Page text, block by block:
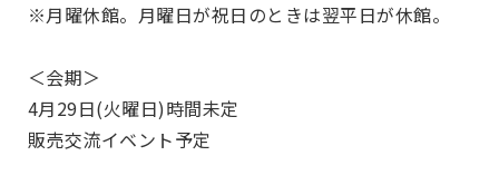
※月曜休館。月曜日が祝日のときは翌平日が休館。
＜会期＞
4月29日(火曜日)時間未定
販売交流イベント予定